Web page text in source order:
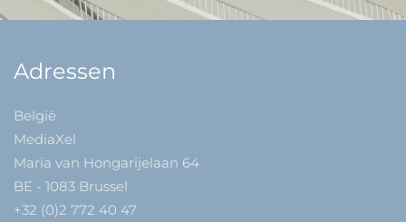
Adressen
België
MediaXel
Maria van Hongarijelaan 64
BE - 1083 Brussel
+32 (0)2 772 40 47